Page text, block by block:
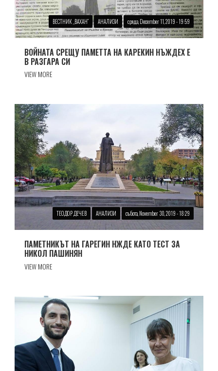
ВЕСТНИК „ВАХАН” АНАЛИЗИ сряда, December 11, 2019 - 19:59
ВОЙНАТА СРЕЩУ ПАМЕТТА НА КАРЕКИН НЪЖДЕХ Е
В РАЗГАРА СИ
VIEW MORE
ТЕОДОР ДЕЧЕВ АНАЛИЗИ събота, November 30, 2019 - 18:29
ПАМЕТНИКЪТ НА ГАРЕГИН НЖДЕ КАТО ТЕСТ ЗА
НИКОЛ ПАШИНЯН
VIEW MORE